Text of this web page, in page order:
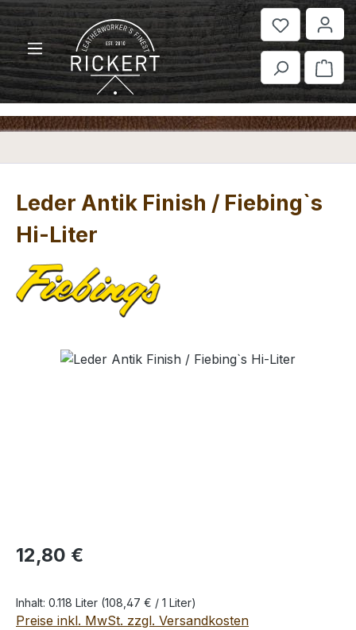
Zum Hauptinhalt springen
Leder Antik Finish / Fiebing`s
Hi-Liter
Bildergalerie überspringen
Regulärer Preis:
12,80 €
Inhalt: 0.118 Liter (108,47 € / 1 Liter)
Preise inkl. MwSt. zzgl. Versandkosten